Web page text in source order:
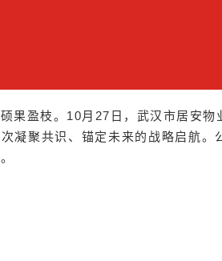
果盈枝。10月27日，武汉市居安
凝聚共识、锚定未来的战略启航